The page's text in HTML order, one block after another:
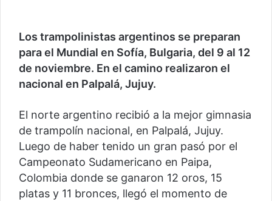
Los trampolinistas argentinos se preparan
para el Mundial en Sofía, Bulgaria, del 9 al 12
de noviembre. En el camino realizaron el
nacional en Palpalá, Jujuy.
El norte argentino recibió a la mejor gimnasia
de trampolín nacional, en Palpalá, Jujuy.
Luego de haber tenido un gran pasó por el
Campeonato Sudamericano en Paipa,
Colombia donde se ganaron 12 oros, 15
platas y 11 bronces, llegó el momento de